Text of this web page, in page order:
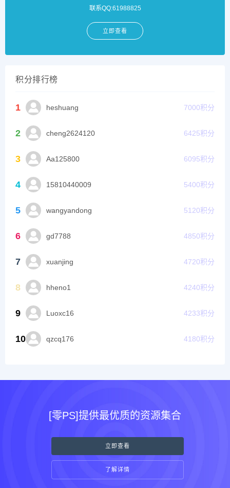
联系QQ:61988825
立即查看
积分排行榜
1 heshuang 7000积分
2 cheng2624120 6425积分
3 Aa125800 6095积分
4 15810440009 5400积分
5 wangyandong 5120积分
6 gd7788 4850积分
7 xuanjing 4720积分
8 hheno1 4240积分
9 Luoxc16 4233积分
10 qzcq176 4180积分
[零PS]提供最优质的资源集合
立即查看
了解详情